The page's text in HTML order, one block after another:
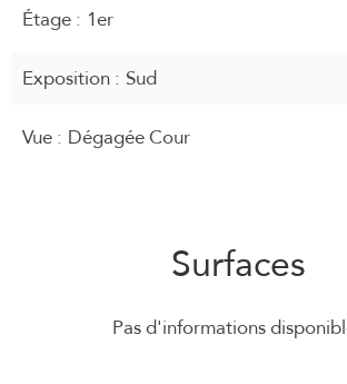
Étage 1er
Exposition Sud
Vue Dégagée Cour
Surfaces
Pas d'informations